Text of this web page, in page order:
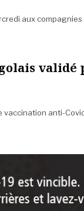
aux
validé
vaccination anti-